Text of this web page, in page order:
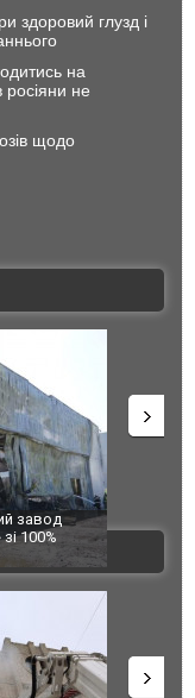
здоровий глузд і
на
росіяни не
щодо
та Харкові різко
від обстрілу РФ